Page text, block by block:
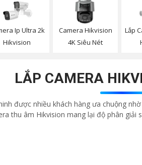
Ip Ultra 2k
Hikvision
Camera Hikvision
4K Siêu Nét
Lắp
LẮP CAMERA
được nhiều khách hàng ưa chuộng
thu âm Hikvision mang lại độ phân